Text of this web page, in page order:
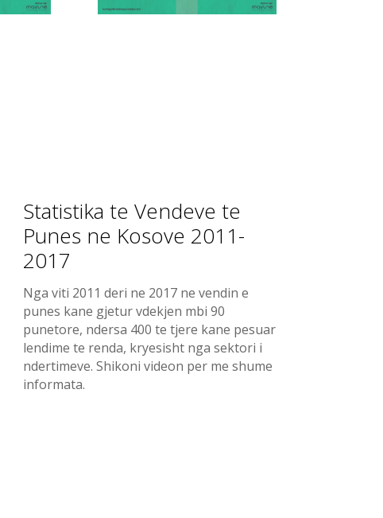
Statistika te Vendeve te
Punes ne Kosove 2011-
2017
Nga viti 2011 deri ne 2017 ne vendin e
punes kane gjetur vdekjen mbi 90
punetore, ndersa 400 te tjere kane pesuar
lendime te renda, kryesisht nga sektori i
ndertimeve. Shikoni videon per me shume
informata.